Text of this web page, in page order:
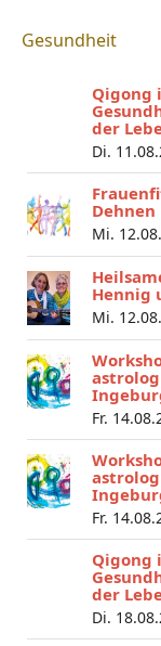
Gesundheit
Qigong
der
Di.
Dehnen
Mi.
Hennig
Mi.
Fr.
Fr.
Qigong
der
Di.